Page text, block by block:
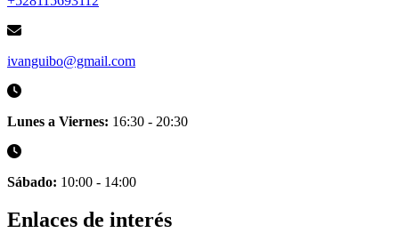
ivanguibo@gmail.com
Lunes a Viernes: 16:30 - 20:30
Sábado: 10:00 - 14:00
Enlaces de interés